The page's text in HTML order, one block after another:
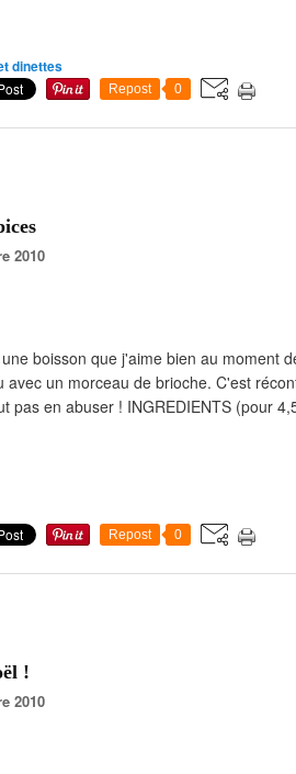
dinettes
Repost 0
2010
boisson que j'aime bien au moment
avec un morceau de brioche. C'est
pas en abuser ! INGREDIENTS (pour
Repost 0
!
2010